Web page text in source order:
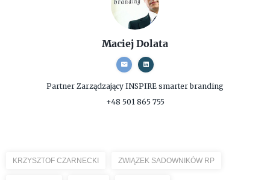
Maciej Dolata
Partner Zarządzający INSPIRE smarter branding
+48 501 865 755
KRZYSZTOF CZARNECKI ZWIĄZEK SADOWNIKÓW RP